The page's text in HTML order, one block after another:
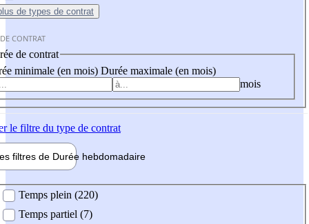
de types de contrat
CONTRAT
de contrat
minimale (en mois) Durée maximale (en mois)
mois
le filtre du type de contrat
filtres de Durée hebdomadaire
Temps plein (220)
Temps partiel (7)